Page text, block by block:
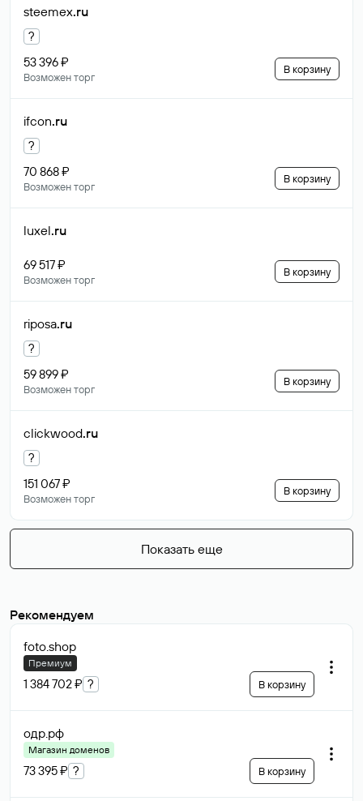
steemex.ru
?
53 396 ₽
Возможен торг
В корзину
ifcon.ru
?
70 868 ₽
Возможен торг
В корзину
luxel.ru
69 517 ₽
Возможен торг
В корзину
riposa.ru
?
59 899 ₽
Возможен торг
В корзину
clickwood.ru
?
151 067 ₽
Возможен торг
В корзину
Показать еще
Рекомендуем
foto.shop
Премиум
1 384 702 ₽ ? В корзину
одр.рф
Магазин доменов
73 395 ₽ ? В корзину